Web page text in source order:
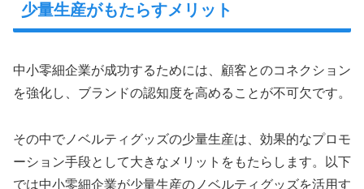
少量生産がもたらすメリット
中小零細企業が成功するためには、顧客とのコネクション
を強化し、ブランドの認知度を高めることが不可欠です。
その中でノベルティグッズの少量生産は、効果的なプロモ
ーション手段として大きなメリットをもたらします。以下
では中小零細企業が少量生産のノベルティグッズを活用す